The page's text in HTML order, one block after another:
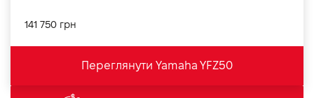
141 750 грн
Переглянути Yamaha YFZ50